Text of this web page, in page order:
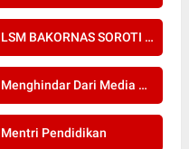
LSM BAKORNAS SOROTI RE-SERTIFIKASI KOMPETENSI APOTEKER YANG DI SELENGGARAKAN OLEH KOLEGIUM FARMASI
Menghindar Dari Media Setelah Terbongkar Kasus Dugaan Gratifikasi Komisioner KPU Kota Bogor
Mentri Pendidikan